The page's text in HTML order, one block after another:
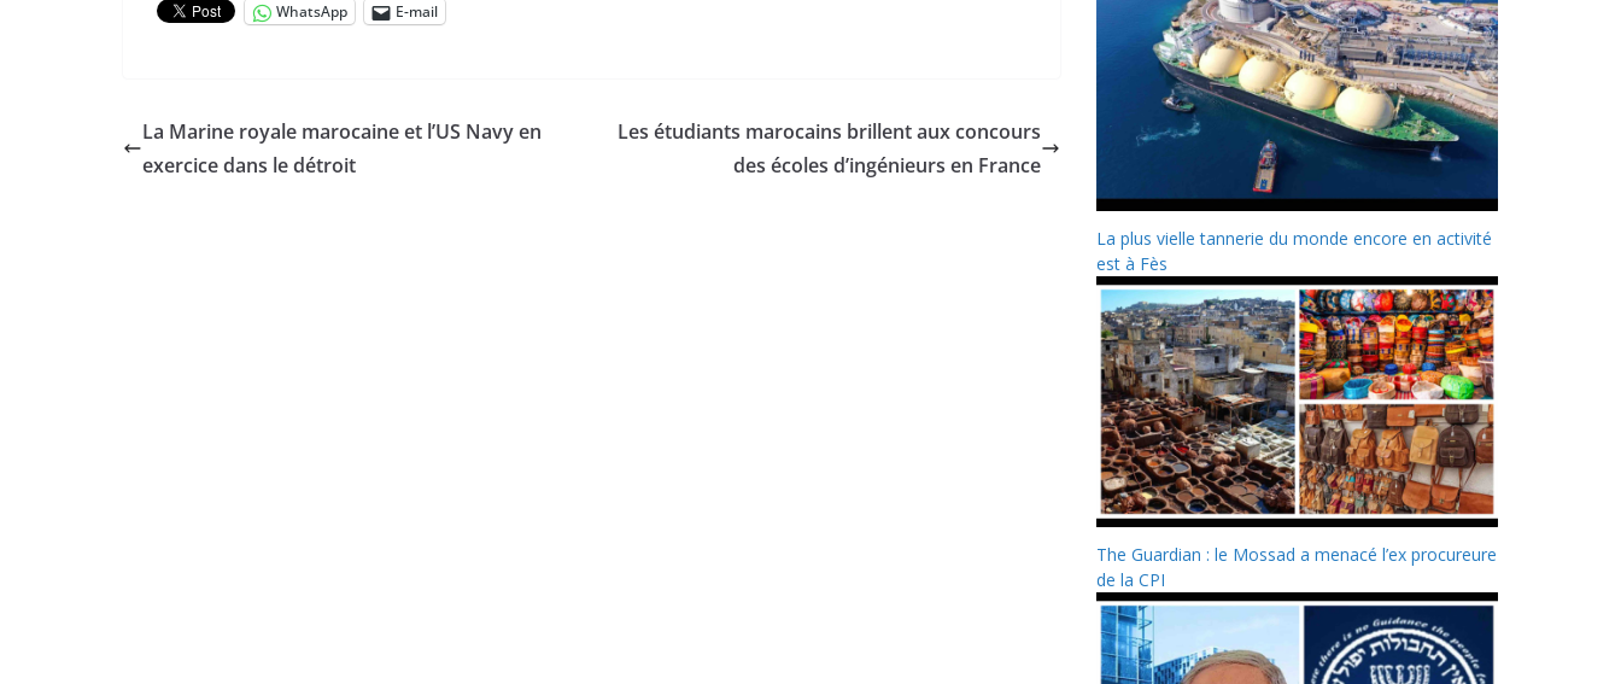
WhatsApp
E-mail
La Marine royale marocaine et l’US Navy en
exercice dans le détroit
Les étudiants marocains brillent aux concours
des écoles d’ingénieurs en France
La plus vielle tannerie du monde encore en activité
est à Fès
The Guardian : le Mossad a menacé l’ex procureure
de la CPI